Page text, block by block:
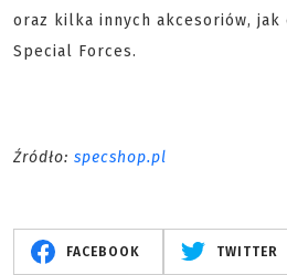
oraz kilka innych akcesoriów, jak
Special Forces.
Źródło: specshop.pl
FACEBOOK TWITTER